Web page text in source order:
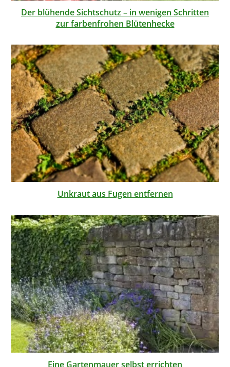
Der blühende Sichtschutz – in wenigen Schritten
zur farbenfrohen Blütenhecke
Unkraut aus Fugen entfernen
Eine Gartenmauer selbst errichten